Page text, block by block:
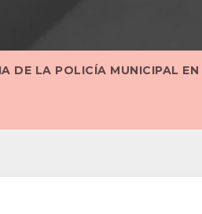
DE LA POLICÍA MUNICIPAL